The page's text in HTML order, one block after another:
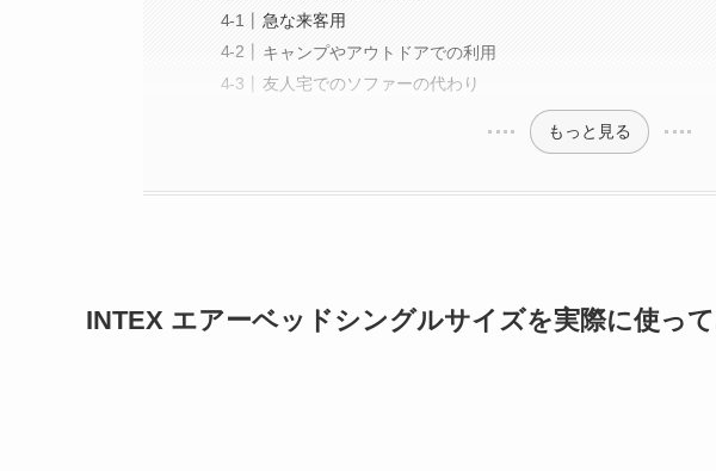
急な来客用
キャンプやアウトドアでの利用
友人宅でのソファーの代わり
もっと見る
INTEX エアーベッドシングルサイズを実際に使っ